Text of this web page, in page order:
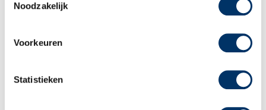
Noodzakelijk
Voorkeuren
Statistieken
Films